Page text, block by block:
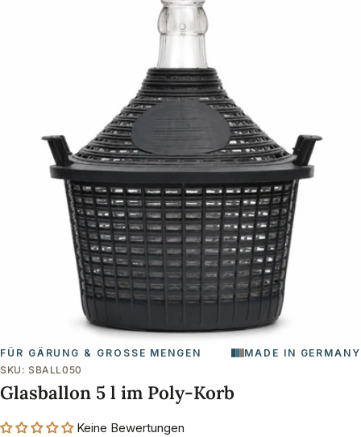
Sie das Medium 0 im Modalformat
FÜR GÄRUNG & GROSSE MENGEN
MADE IN GERMANY
SKU: SBALL050
Glasballon 5 l im Poly-Korb
Keine Bewertungen